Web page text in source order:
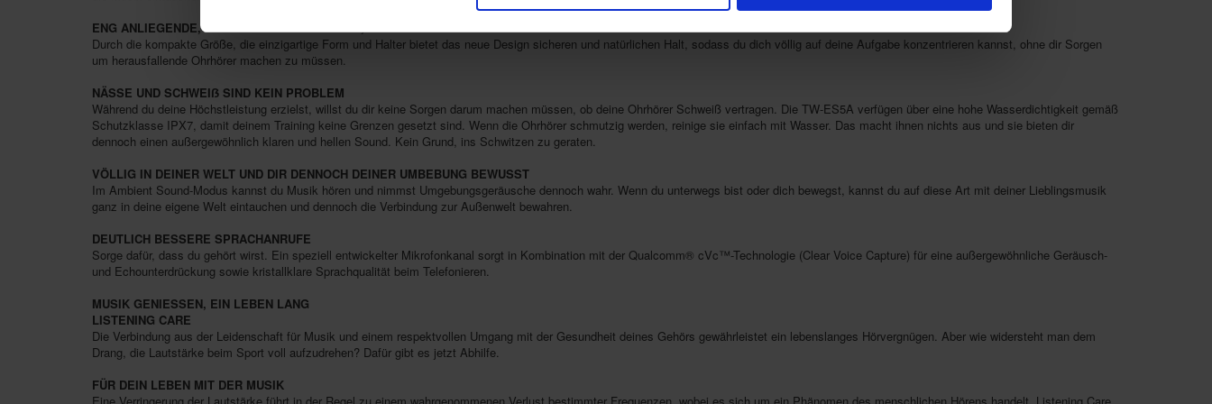
ENG ANLIEGENDE, GUT SITZENDE PASSFORM, DIE DICH NICHT EINSCHRÄNKT
Durch die kompakte Größe, die einzigartige Form und Halter bietet das neue Design sicheren und natürlichen Halt, sodass du dich völlig auf deine Aufgabe konzentrieren kannst, ohne dir Sorgen
um herausfallende Ohrhörer machen zu müssen.
NÄSSE UND SCHWEIẞ SIND KEIN PROBLEM
Während du deine Höchstleistung erzielst, willst du dir keine Sorgen darum machen müssen, ob deine Ohrhörer Schweiß vertragen. Die TW-ES5A verfügen über eine hohe Wasserdichtigkeit gemäß
Schutzklasse IPX7, damit deinem Training keine Grenzen gesetzt sind. Wenn die Ohrhörer schmutzig werden, reinige sie einfach mit Wasser. Das macht ihnen nichts aus und sie bieten dir
dennoch einen außergewöhnlich klaren und hellen Sound. Kein Grund, ins Schwitzen zu geraten.
VÖLLIG IN DEINER WELT UND DIR DENNOCH DEINER UMBEBUNG BEWUSST
Im Ambient Sound-Modus kannst du Musik hören und nimmst Umgebungsgeräusche dennoch wahr. Wenn du unterwegs bist oder dich bewegst, kannst du auf diese Art mit deiner Lieblingsmusik
ganz in deine eigene Welt eintauchen und dennoch die Verbindung zur Außenwelt bewahren.
DEUTLICH BESSERE SPRACHANRUFE
Sorge dafür, dass du gehört wirst. Ein speziell entwickelter Mikrofonkanal sorgt in Kombination mit der Qualcomm® cVc™-Technologie (Clear Voice Capture) für eine außergewöhnliche Geräusch-
und Echounterdrückung sowie kristallklare Sprachqualität beim Telefonieren.
MUSIK GENIESSEN, EIN LEBEN LANG
LISTENING CARE
Die Verbindung aus der Leidenschaft für Musik und einem respektvollen Umgang mit der Gesundheit deines Gehörs gewährleistet ein lebenslanges Hörvergnügen. Aber wie widersteht man dem
Drang, die Lautstärke beim Sport voll aufzudrehen? Dafür gibt es jetzt Abhilfe.
FÜR DEIN LEBEN MIT DER MUSIK